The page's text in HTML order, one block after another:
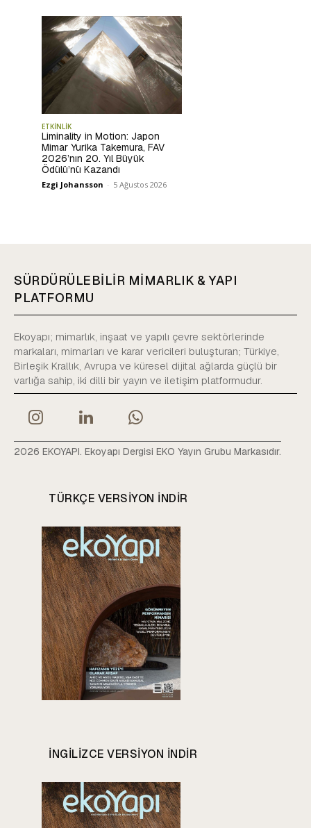
ETKİNLİK
Liminality in Motion: Japon
Mimar Yurika Takemura, FAV
2026’nın 20. Yıl Büyük
Ödülü’nü Kazandı
Ezgi Johansson - 5 Ağustos 2026
SÜRDÜRÜLEBİLİR MİMARLIK & YAPI
PLATFORMU
Ekoyapı; mimarlık, inşaat ve yapılı çevre sektörlerinde
markaları, mimarları ve karar vericileri buluşturan; Türkiye,
Birleşik Krallık, Avrupa ve küresel dijital ağlarda güçlü bir
varlığa sahip, iki dilli bir yayın ve iletişim platformudur.
2026 EKOYAPI. Ekoyapı Dergisi EKO Yayın Grubu Markasıdır.
TÜRKÇE VERSIYON INDIR
INGILIZCE VERSIYON INDIR